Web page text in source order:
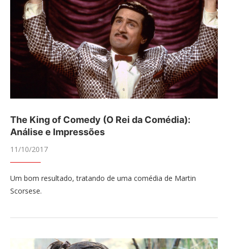
The King of Comedy (O Rei da Comédia):
Análise e Impressões
11/10/2017
Um bom resultado, tratando de uma comédia de Martin
Scorsese.